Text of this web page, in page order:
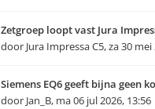
Zetgroep loopt vast Jura
door Jura Impressa C5,za 30 mei
Siemens EQ6 geeft bijna geen
door Jan_B, ma 06 jul 2026, 13:56